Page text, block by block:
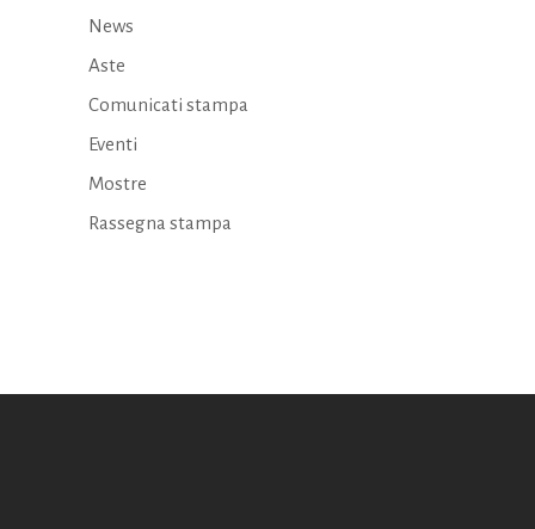
News
Aste
Comunicati stampa
Eventi
Mostre
Rassegna stampa